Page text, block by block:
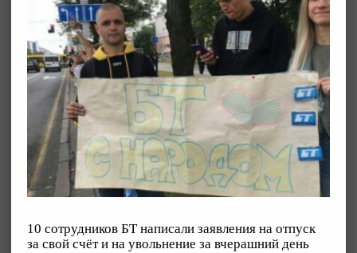
10 сотрудников БТ написали заявления на отпуск
за свой счёт и на увольнение за вчерашний день